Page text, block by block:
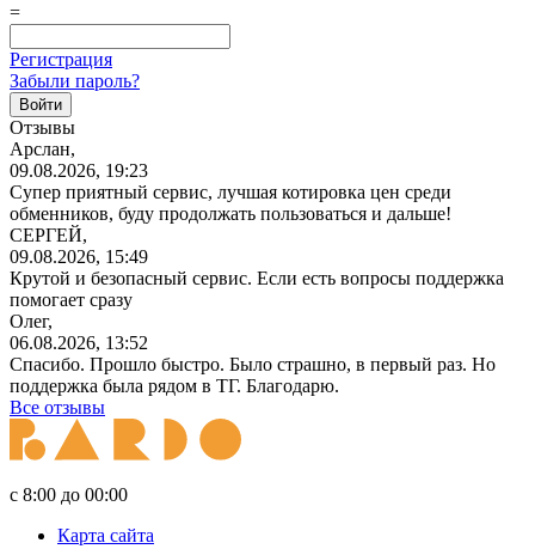
=
Регистрация
Забыли пароль?
Отзывы
Арслан,
09.08.2026, 19:23
Супер приятный сервис, лучшая котировка цен среди
обменников, буду продолжать пользоваться и дальше!
СЕРГЕЙ,
09.08.2026, 15:49
Крутой и безопасный сервис. Если есть вопросы поддержка
помогает сразу
Олег,
06.08.2026, 13:52
Спасибо. Прошло быстро. Было страшно, в первый раз. Но
поддержка была рядом в ТГ. Благодарю.
Все отзывы
с 8:00 до 00:00
Карта сайта